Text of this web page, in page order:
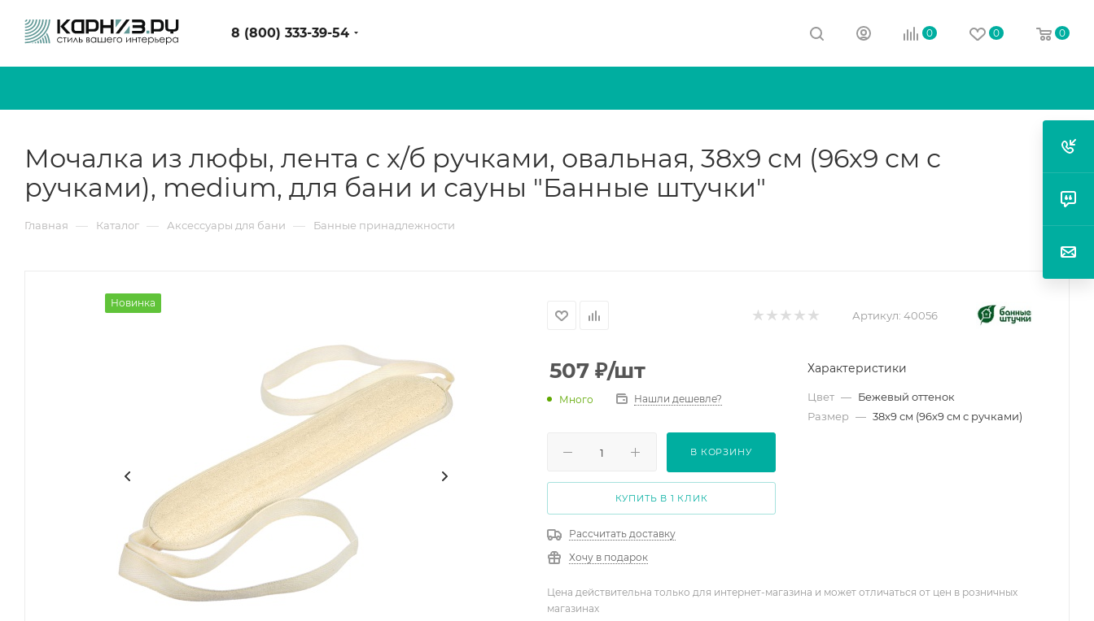
8 (800) 333-39-54 0 0 0
Мочалка из люфы, лента с х/б ручками, овальная, 38х9 см (96х9 см с
ручками), medium, для бани и сауны "Банные штучки"
Главная — Каталог — Аксессуары для бани — Банные принадлежности
Новинка
Артикул: 40056
507 ₽/шт
Много Нашли дешевле?
В КОРЗИНУ
КУПИТЬ В 1 КЛИК
Рассчитать доставку
Хочу в подарок
Характеристики
Цвет — Бежевый оттенок
Размер — 38х9 см (96х9 см с ручками)
Цена действительна только для интернет-магазина и может отличаться от цен в розничных
магазинах